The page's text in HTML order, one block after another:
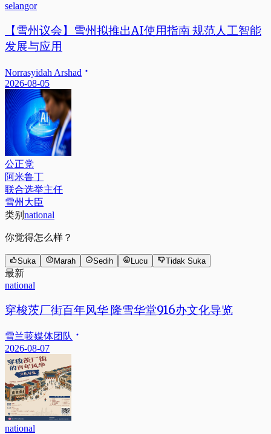
selangor
【雪州议会】雪州拟推出AI使用指南 规范人工智能
发展与应用
Norrasyidah Arshad
2026-08-05
公正党
阿米鲁丁
联合选举主任
雪州大臣
类别 national
你觉得怎么样？
Suka Marah Sedih Lucu Tidak Suka
最新
national
穿梭茨厂街百年风华 隆雪华堂916办文化导览
雪兰莪媒体团队
2026-08-07
national